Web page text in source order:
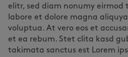
elitr, sed diam nonumy
labore et dolore magna
voluptua. At vero eos et
et ea rebum. Stet clita kasd
takimata sanctus est Lorem